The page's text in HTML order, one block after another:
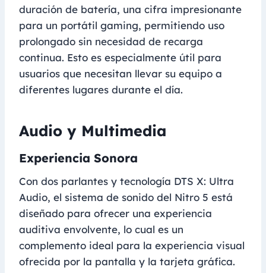
duración de batería, una cifra impresionante
para un portátil gaming, permitiendo uso
prolongado sin necesidad de recarga
continua. Esto es especialmente útil para
usuarios que necesitan llevar su equipo a
diferentes lugares durante el día.
Audio y Multimedia
Experiencia Sonora
Con dos parlantes y tecnología DTS X: Ultra
Audio, el sistema de sonido del Nitro 5 está
diseñado para ofrecer una experiencia
auditiva envolvente, lo cual es un
complemento ideal para la experiencia visual
ofrecida por la pantalla y la tarjeta gráfica.